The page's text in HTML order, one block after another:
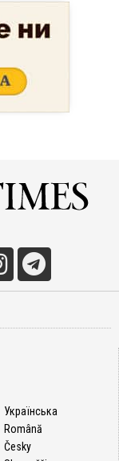
Українська
Română
Česky